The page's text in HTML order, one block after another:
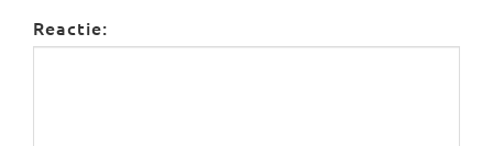
Reactie: